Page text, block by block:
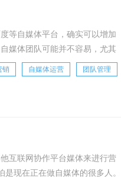
等自媒体平台，确实可以增加
媒体团队可能并不容易，尤其
写手，当然这是
销 自媒体运营 团队管理
互联网协作平台媒体来进行营
现在正在做自媒体的很多人。